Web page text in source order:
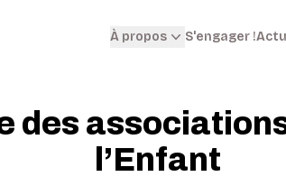
À propos S'engager !
des
l’Enfant